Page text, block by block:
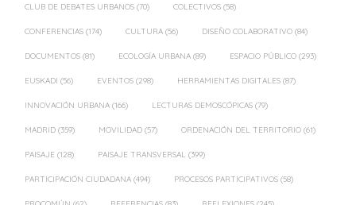
CLUB DE DEBATES URBANOS (70) COLECTIVOS (58)
CONFERENCIAS (174) CULTURA (56) DISEÑO COLABORATIVO (84)
DOCUMENTOS (81) ECOLOGÍA URBANA (89) ESPACIO PÚBLICO (293)
EUSKADI (56) EVENTOS (298) HERRAMIENTAS DIGITALES (87)
INNOVACIÓN URBANA (166) LECTURAS DEMOSCÓPICAS (79)
MADRID (359) MOVILIDAD (57) ORDENACIÓN DEL TERRITORIO (61)
PAISAJE (128) PAISAJE TRANSVERSAL (399)
PARTICIPACIÓN CIUDADANA (494) PROCESOS PARTICIPATIVOS (58)